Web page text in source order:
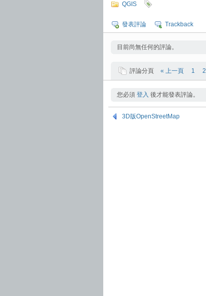
QGIS
發表評論 Trackback
目前尚無任何的評論。
評論分頁 « 上一頁 1 2
您必須 登入 後才能發表評論。
3D版OpenStreetMap